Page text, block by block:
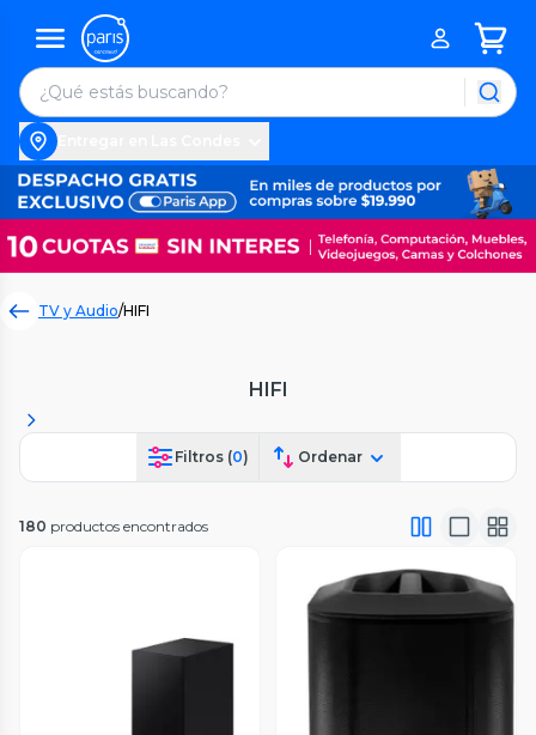
TV y Audio/HIFI
HIFI
Filtros (0) Ordenar
180 productos encontrados